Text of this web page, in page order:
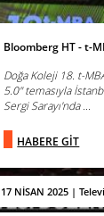
17 NİSAN 2025 |
Bloomberg HT - t-
Doğa Koleji 18. t-
5.0" temasıyla
Sergi Sarayı'nda ...
HABERE GİT